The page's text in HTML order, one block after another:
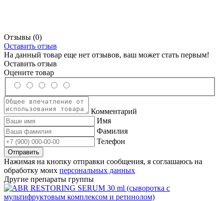
Отзывы (0)
Оставить отзыв
На данный товар еще нет отзывов, ваш может стать первым!
Оставить отзыв
Оцените товар
Комментарий
Имя
Фамилия
Телефон
Нажимая на кнопку отправки сообщения, я соглашаюсь на
обработку моих персональных данных
Другие препараты группы